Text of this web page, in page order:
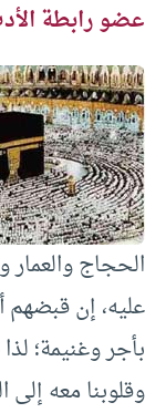
عضو رابطة
الحجاج
عليه، إن قبضهم
بأجر وغنيمة؛
وقلوبنا معه إلى